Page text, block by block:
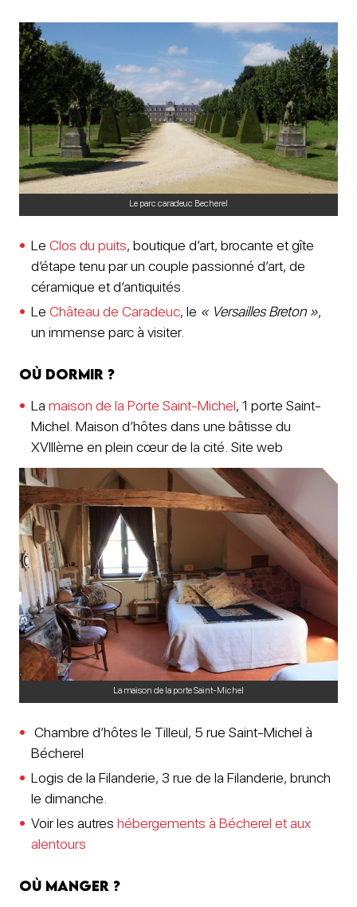
Le parc caradeuc Becherel
Le Clos du puits, boutique d’art, brocante et gîte
d’étape tenu par un couple passionné d’art, de
céramique et d’antiquités.
Le Château de Caradeuc, le « Versailles Breton »,
un immense parc à visiter.
Où dormir ?
La maison de la Porte Saint-Michel, 1 porte Saint-
Michel. Maison d’hôtes dans une bâtisse du
XVIIIème en plein cœur de la cité. Site web
La maison de la porte Saint-Michel
Chambre d’hôtes le Tilleul, 5 rue Saint-Michel à
Bécherel
Logis de la Filanderie, 3 rue de la Filanderie, brunch
le dimanche.
Voir les autres hébergements à Bécherel et aux
alentours
Où manger ?